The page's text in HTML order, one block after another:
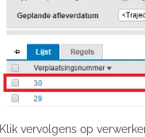
Klik vervolgens op